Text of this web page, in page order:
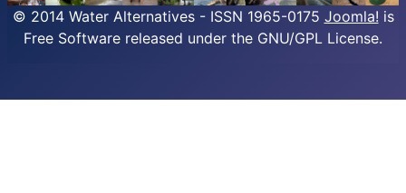
© 2014 Water Alternatives - ISSN 1965-0175 Joomla! is
Free Software released under the GNU/GPL License.